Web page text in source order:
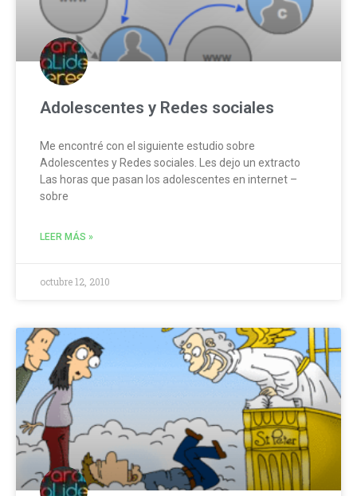
Adolescentes y Redes sociales
Me encontré con el siguiente estudio sobre
Adolescentes y Redes sociales. Les dejo un extracto
Las horas que pasan los adolescentes en internet –
sobre
LEER MÁS »
octubre 12, 2010